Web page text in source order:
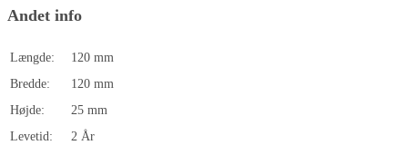
Andet info
Længde:
120 mm
Bredde:
120 mm
Højde:
25 mm
Levetid:
2 År